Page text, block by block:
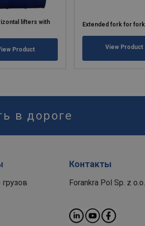
lifters with
Product
Extended fork for
View Product
в дороге
Контакты
Forankra Pol Sp. z o.o.